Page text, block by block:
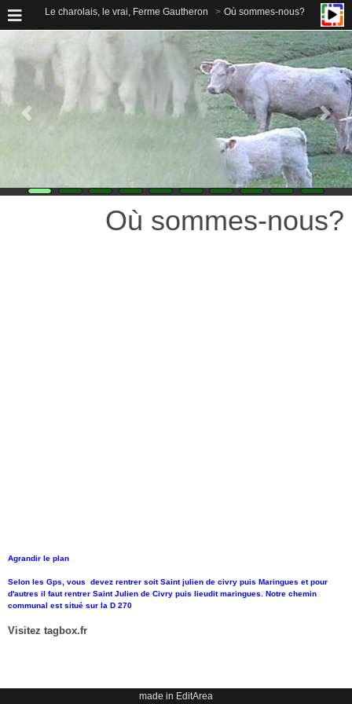
Le charolais, le vrai, Ferme Gautheron Où sommes-nous?
Où sommes-nous?
Agrandir le plan
Selon les Gps, vous devez rentrer soit Saint julien de civry puis Maringues et pour
d'autres il faut rentrer Saint Julien de Civry puis lieudit maringues. Notre chemin
communal est situé sur la D 270
Visitez tagbox.fr
made in EditArea